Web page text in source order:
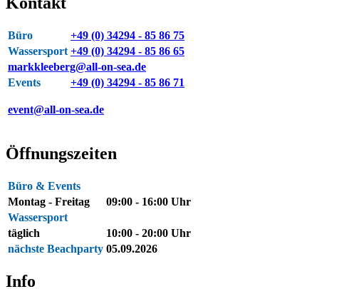
Büro
+49 (0) 34294 - 85 86 75
Wassersport +49 (0) 34294 - 85 86 65
markkleeberg@all-on-sea.de
Events
+49 (0) 34294 - 85 86 71
event@all-on-sea.de
Öffnungszeiten
Büro & Events
Montag - Freitag
09:00 - 16:00 Uhr
Wassersport
täglich
10:00 - 20:00 Uhr
nächste Beachparty 05.09.2026
Info